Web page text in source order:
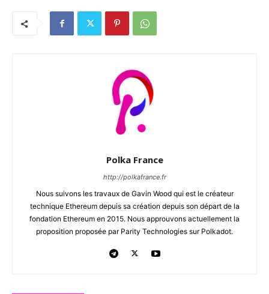
Polka France
http://polkafrance.fr
Nous suivons les travaux de Gavin Wood qui est le créateur
technique Ethereum depuis sa création depuis son départ de la
fondation Ethereum en 2015. Nous approuvons actuellement la
proposition proposée par Parity Technologies sur Polkadot.